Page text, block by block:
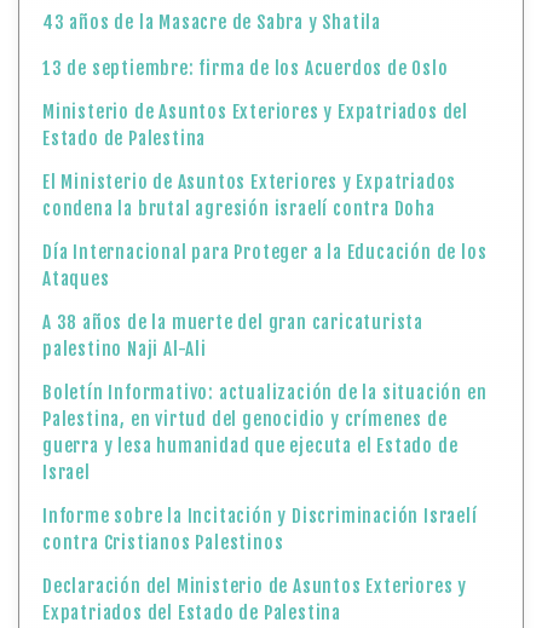
43 años de la Masacre de Sabra y Shatila
13 de septiembre: firma de los Acuerdos de Oslo
Ministerio de Asuntos Exteriores y Expatriados del
Estado de Palestina
El Ministerio de Asuntos Exteriores y Expatriados
condena la brutal agresión israelí contra Doha
Día Internacional para Proteger a la Educación de los
Ataques
A 38 años de la muerte del gran caricaturista
palestino Naji Al-Ali
Boletín Informativo: actualización de la situación en
Palestina, en virtud del genocidio y crímenes de
guerra y lesa humanidad que ejecuta el Estado de
Israel
Informe sobre la Incitación y Discriminación Israelí
contra Cristianos Palestinos
Declaración del Ministerio de Asuntos Exteriores y
Expatriados del Estado de Palestina